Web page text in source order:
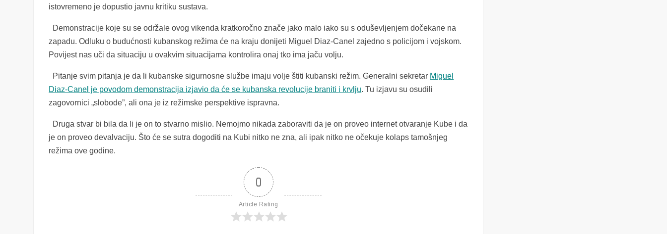
istovremeno je dopustio javnu kritiku sustava.
Demonstracije koje su se održale ovog vikenda kratkoročno znače jako malo iako su s oduševljenjem dočekane na
zapadu. Odluku o budućnosti kubanskog režima će na kraju donijeti Miguel Diaz-Canel zajedno s policijom i vojskom.
Povijest nas uči da situaciju u ovakvim situacijama kontrolira onaj tko ima jaču volju.
Pitanje svim pitanja je da li kubanske sigurnosne službe imaju volje štiti kubanski režim. Generalni sekretar Miguel
Diaz-Canel je povodom demonstracija izjavio da će se kubanska revolucije braniti i krvlju. Tu izjavu su osudili
zagovornici „slobode”, ali ona je iz režimske perspektive ispravna.
Druga stvar bi bila da li je on to stvarno mislio. Nemojmo nikada zaboraviti da je on proveo internet otvaranje Kube i da
je on proveo devalvaciju. Što će se sutra dogoditi na Kubi nitko ne zna, ali ipak nitko ne očekuje kolaps tamošnjeg
režima ove godine.
0
Article Rating